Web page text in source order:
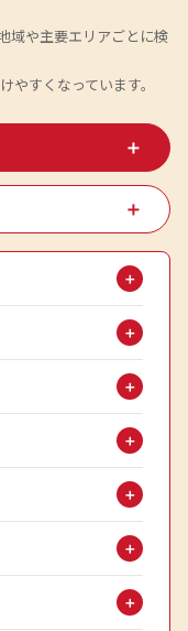
域や主要エリアごとに検
すくなっています。
＋
＋
＋
＋
＋
＋
＋
＋
＋